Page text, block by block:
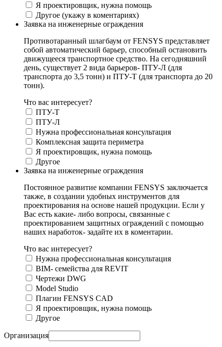
Я проектировщик, нужна помощь
Другое (укажу в коментариях)
Заявка на инженерные ограждения
Противотаранный шлагбаум от FENSYS представляет
собой автоматический барьер, способный остановить
движущееся транспортное средство. На сегодняшний
день, существует 2 вида барьеров- ПТУ-Л (для
транспорта до 3,5 тонн) и ПТУ-Т (для транспорта до 20
тонн).
Что вас интересует?
ПТУ-Т
ПТУ-Л
Нужна профессиональная консультация
Комплексная защита периметра
Я проектировщик, нужна помощь
Другое
Заявка на инженерные ограждения
Постоянное развитие компании FENSYS заключается
также, в создании удобных инструментов для
проектирования на основе нашей продукции. Если у
Вас есть какие- либо вопросы, связанные с
проектированием защитных ограждений с помощью
наших наработок- задайте их в коментарии.
Что вас интересует?
Нужна профессиональная консультация
BIM- семейства для REVIT
Чертежи DWG
Моdel Studio
Плагин FENSYS CAD
Я проектировщик, нужна помощь
Другое
Организация